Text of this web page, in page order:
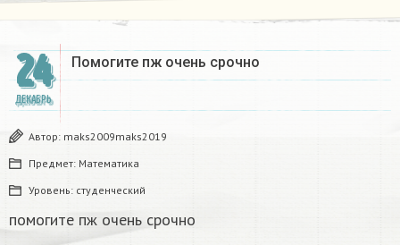
24
ДЕКАБРЬ
Помогите пж очень срочно​
Автор: maks2009maks2019
Предмет: Математика
Уровень: студенческий
помогите пж очень срочно​